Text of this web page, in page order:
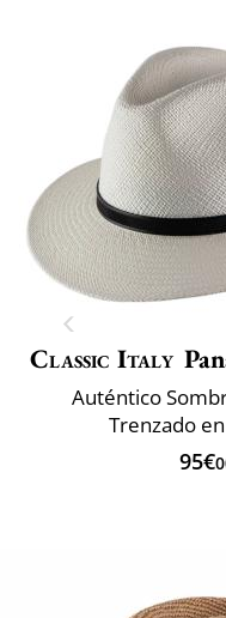
Classic Italy
Auténtico
Trenzado
95€